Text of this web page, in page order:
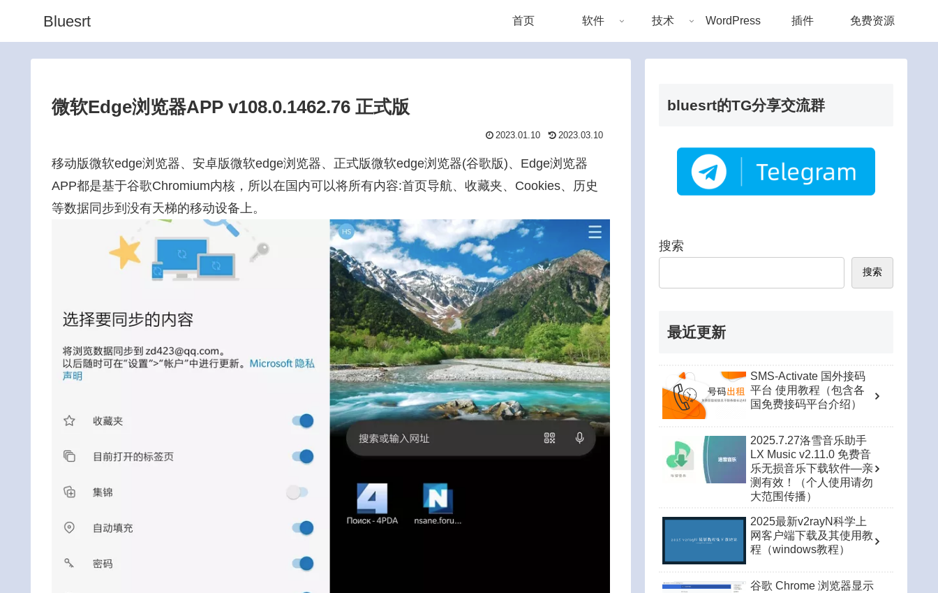
Bluesrt 首页 软件 技术 WordPress 插件 免费资源
微软Edge浏览器APP v108.0.1462.76 正式版
2023.01.10 2023.03.10
移动版微软edge浏览器、安卓版微软edge浏览器、正式版微软edge浏览器(谷歌版)、Edge浏览器
APP都是基于谷歌Chromium内核，所以在国内可以将所有内容:首页导航、收藏夹、Cookies、历史
等数据同步到没有天梯的移动设备上。
bluesrt的TG分享交流群
搜索
搜索
最近更新
SMS-Activate 国外接码
平台 使用教程（包含各
国免费接码平台介绍）
2025.7.27洛雪音乐助手
LX Music v2.11.0 免费音
乐无损音乐下载软件—亲
测有效！（个人使用请勿
大范围传播）
2025最新v2rayN科学上
网客户端下载及其使用教
程（windows教程）
谷歌 Chrome 浏览器显示